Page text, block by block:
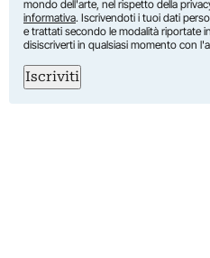
mondo dell'arte, nel rispetto della
informativa. Iscrivendoti i tuoi dati
e trattati secondo le modalità riportate in
disiscriverti in qualsiasi momento con
Iscriviti